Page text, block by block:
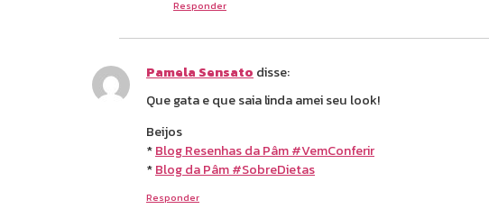
Responder
Pamela Sensato disse:
Que gata e que saia linda amei seu look!
Beijos
*Blog Resenhas da Pâm #VemConferir
*Blog da Pâm #SobreDietas
Responder